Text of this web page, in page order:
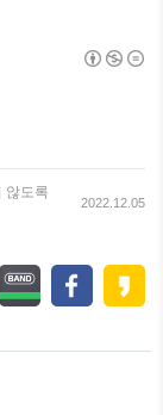
않도록
2022.12.05